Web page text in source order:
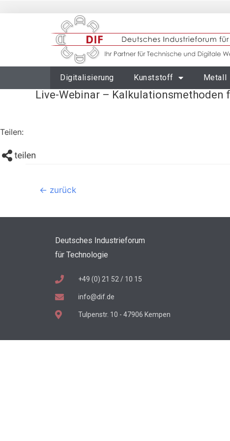
Digitalisierung Kunststoff Metall
Live-Webinar –
Teilen:
← zurück
Deutsches Industrieforum
für Technologie
+49 (0) 21 52 / 10 15
info@dif.de
Tulpenstr. 10 - 47906 Kempen